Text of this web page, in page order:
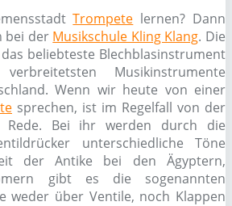
Trompete lernen? Dann
bei der Musikschule Kling Klang. Die
beliebteste Blechblasinstrument
Musikinstrumente
Wenn wir heute von einer
sprechen, ist im Regelfall von der
Rede. Bei ihr werden durch die
unterschiedliche Töne
der Antike bei den Ägyptern,
gibt es die sogenannten
weder über Ventile, noch Klappen